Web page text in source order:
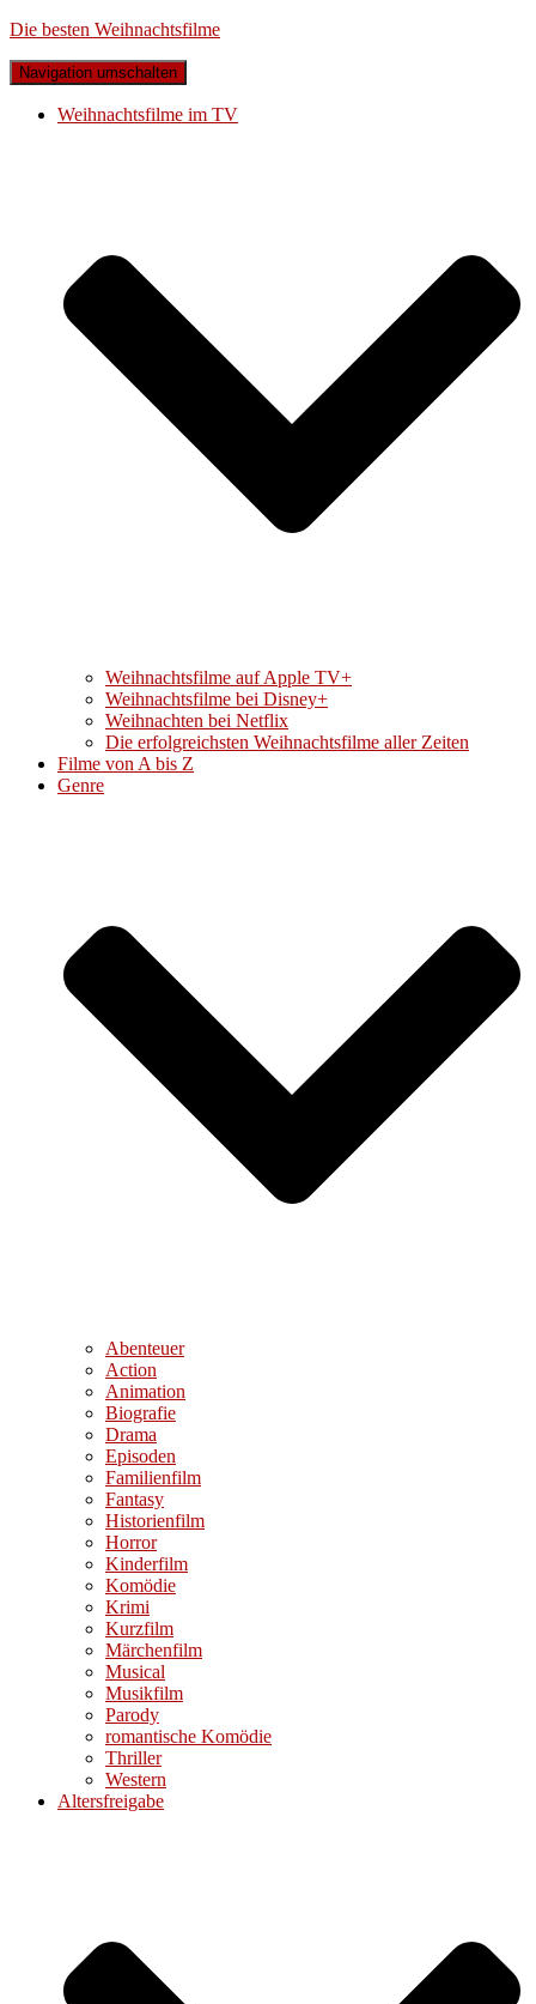
Die besten Weihnachtsfilme
Navigation umschalten
Weihnachtsfilme im TV
Weihnachtsfilme auf Apple TV+
Weihnachtsfilme bei Disney+
Weihnachten bei Netflix
Die erfolgreichsten Weihnachtsfilme aller Zeiten
Filme von A bis Z
Genre
Abenteuer
Action
Animation
Biografie
Drama
Episoden
Familienfilm
Fantasy
Historienfilm
Horror
Kinderfilm
Komödie
Krimi
Kurzfilm
Märchenfilm
Musical
Musikfilm
Parody
romantische Komödie
Thriller
Western
Altersfreigabe